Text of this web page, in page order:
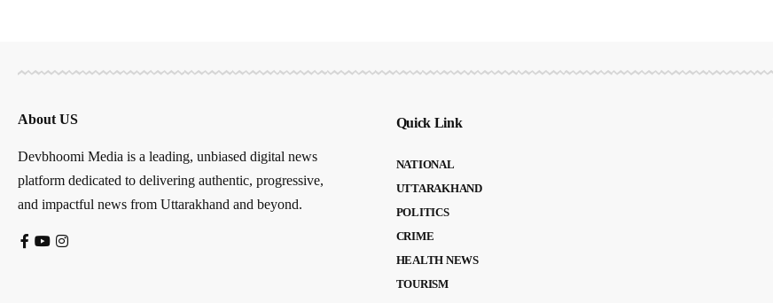
About US
Devbhoomi Media is a leading, unbiased digital news
platform dedicated to delivering authentic, progressive,
and impactful news from Uttarakhand and beyond.
Quick Link
NATIONAL
UTTARAKHAND
POLITICS
CRIME
HEALTH NEWS
TOURISM